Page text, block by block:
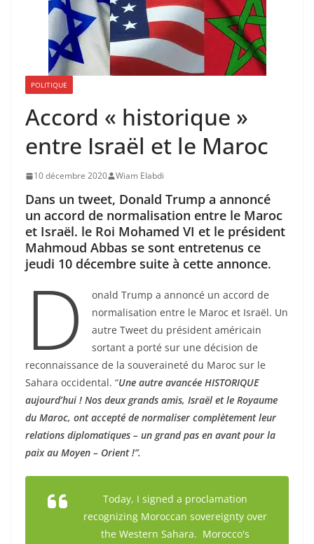
POLITIQUE
Accord « historique »
entre Israël et le Maroc
10 décembre 2020 Wiam Elabdi
Dans un tweet, Donald Trump a annoncé
un accord de normalisation entre le Maroc
et Israël. le Roi Mohamed VI et le président
Mahmoud Abbas se sont entretenus ce
jeudi 10 décembre suite à cette annonce.
D
onald Trump a annoncé un accord de
normalisation entre le Maroc et Israël. Un
autre Tweet du président américain
sortant a porté sur une décision de
reconnaissance de la souveraineté du Maroc sur le
Sahara occidental. “Une autre avancée HISTORIQUE
aujourd’hui ! Nos deux grands amis, Israël et le Royaume
du Maroc, ont accepté de normaliser complètement leur
relations diplomatiques – un grand pas en avant pour la
paix au Moyen – Orient !”.
Today, I signed a proclamation
recognizing Moroccan sovereignty over
the Western Sahara. Morocco's